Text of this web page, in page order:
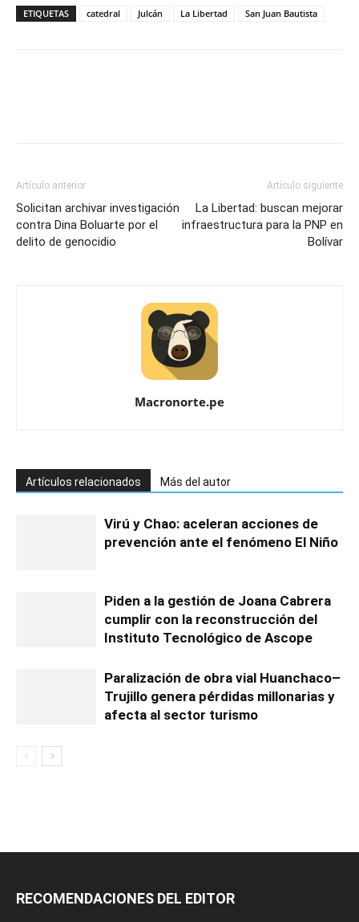
ETIQUETAS catedral Julcán La Libertad San Juan Bautista
Artículo anterior
Solicitan archivar investigación
contra Dina Boluarte por el
delito de genocidio
Artículo siguiente
La Libertad: buscan mejorar
infraestructura para la PNP en
Bolívar
Macronorte.pe
Artículos relacionados Más del autor
Virú y Chao: aceleran acciones de
prevención ante el fenómeno El Niño
Piden a la gestión de Joana Cabrera
cumplir con la reconstrucción del
Instituto Tecnológico de Ascope
Paralización de obra vial Huanchaco–
Trujillo genera pérdidas millonarias y
afecta al sector turismo
RECOMENDACIONES DEL EDITOR